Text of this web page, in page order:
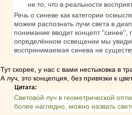
не то, что в реальности
Речь о синеве как категории
можем распознать лучи света в
понимание вводит концепт
определённом освещении мы
воспринимаемая синева не
Тут скорее, у нас с вами нестыковка в
А луч, это концепция, без привязки к
Цитата:
Светово́й луч в геометрической
более наглядно, можно назвать